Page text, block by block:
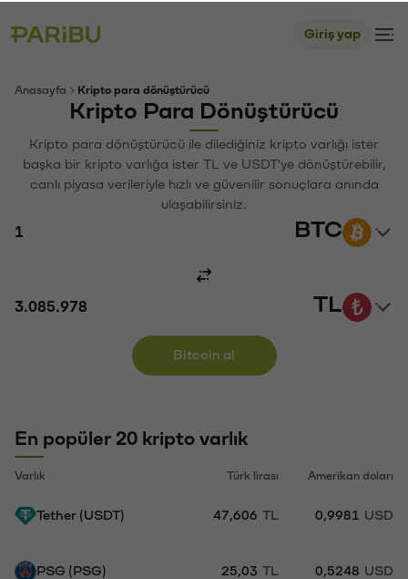
Giriş yap
Anasayfa Kripto para dönüştürücü
Kripto Para Dönüştürücü
Kripto para dönüştürücü ile dilediğiniz kripto varlığı ister
başka bir kripto varlığa ister TL ve USDT'ye dönüştürebilir,
canlı piyasa verileriyle hızlı ve güvenilir sonuçlara anında
ulaşabilirsiniz.
BTC
TL
Bitcoin al
En popüler 20 kripto varlık
Varlık Türk lirası Amerikan doları
Tether (USDT) 47,606 TL 0,9981 USD
PSG (PSG) 25,03 TL 0,5248 USD